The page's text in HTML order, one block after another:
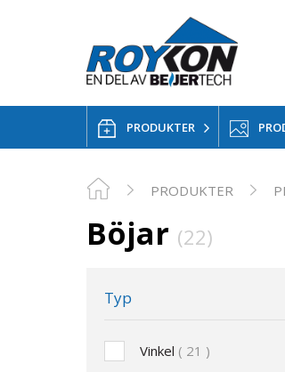
PRODUKTER
PRODUKTER
Böjar (22)
Typ
Vinkel 21